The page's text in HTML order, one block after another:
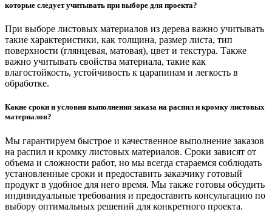
которые следует учитывать при выборе для проекта?
При выборе листовых материалов из дерева важно учитывать
такие характеристики, как толщина, размер листа, тип
поверхности (глянцевая, матовая), цвет и текстура. Также
важно учитывать свойства материала, такие как
влагостойкость, устойчивость к царапинам и легкость в
обработке.
Какие сроки и условия выполнения заказа на распил и кромку листовых
материалов?
Мы гарантируем быстрое и качественное выполнение заказов
на распил и кромку листовых материалов. Сроки зависят от
объема и сложности работ, но мы всегда стараемся соблюдать
установленные сроки и предоставить заказчику готовый
продукт в удобное для него время. Мы также готовы обсудить
индивидуальные требования и предоставить консультацию по
выбору оптимальных решений для конкретного проекта.